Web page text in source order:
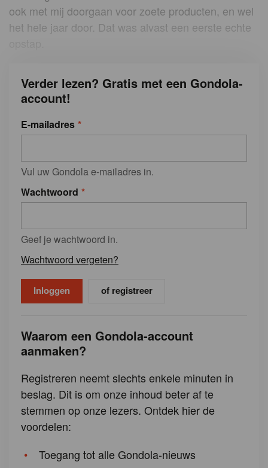
ook met mij doorgaan voor zoete producten, en wel
het hele jaar door. Dat was alvast een eerste echte
Verder lezen? Gratis met een Gondola-
account!
E-mailadres
Vul uw Gondola e-mailadres in.
Wachtwoord
Geef je wachtwoord in.
Wachtwoord vergeten?
of registreer
Waarom een Gondola-account
aanmaken?
Registreren neemt slechts enkele minuten in
beslag. Dit is om onze inhoud beter af te
stemmen op onze lezers. Ontdek hier de
voordelen:
Toegang tot alle Gondola-nieuws